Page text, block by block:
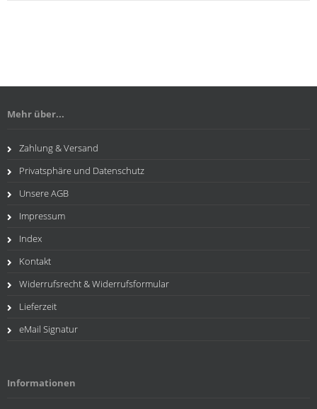
Mehr über...
Zahlung & Versand
Privatsphäre und Datenschutz
Unsere AGB
Impressum
Index
Kontakt
Widerrufsrecht & Widerrufsformular
Lieferzeit
eMail Signatur
Informationen